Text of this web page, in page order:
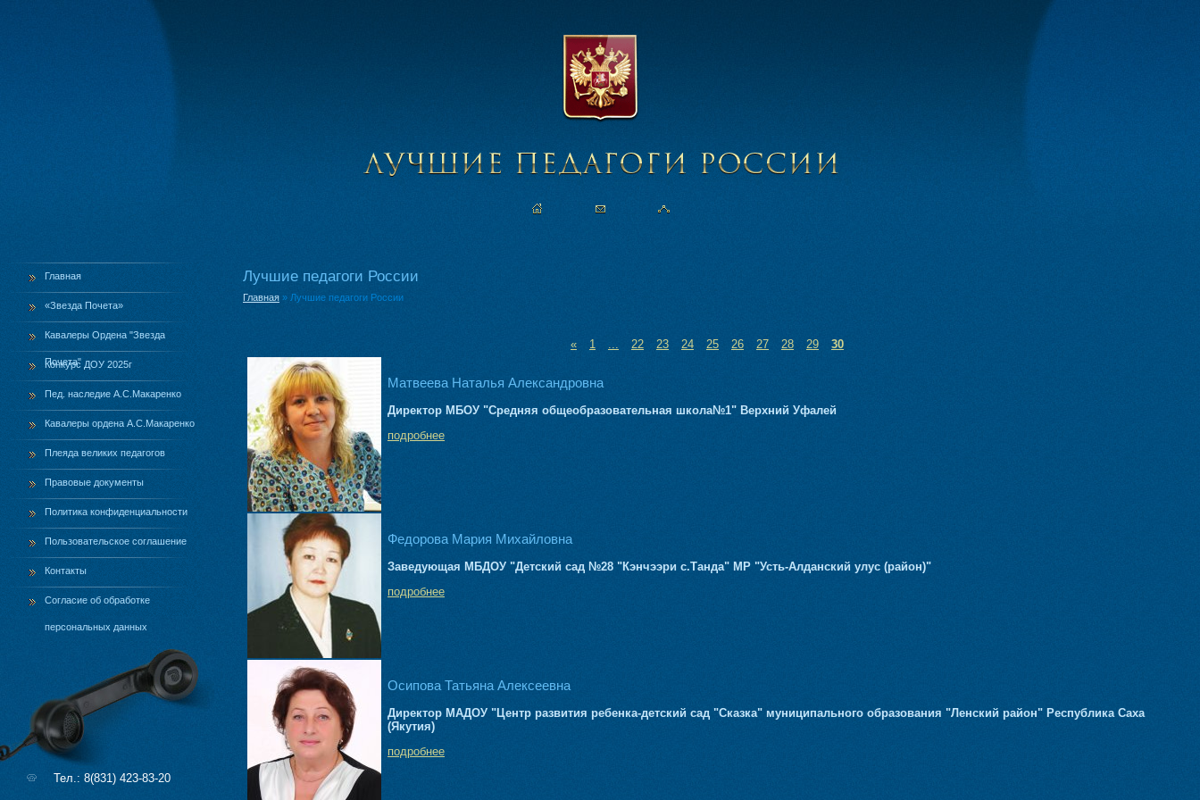
Лучшие педагоги России
Главная » Лучшие педагоги России
« 1 ... 22 23 24 25 26 27 28 29 30
Матвеева Наталья Александровна
Директор МБОУ "Средняя общеобразовательная школа№1" Верхний Уфалей
подробнее
Федорова Мария Михайловна
Заведующая МБДОУ "Детский сад №28 "Кэнчээри с.Танда" МР "Усть-Алданский улус (район)"
подробнее
Осипова Татьяна Алексеевна
Директор МАДОУ "Центр развития ребенка-детский сад "Сказка" муниципального образования "Ленский район" Республика Саха
(Якутия)
подробнее
Главная
«Звезда Почета»
Кавалеры Ордена "Звезда
Почета"
Конкурс ДОУ 2025г
Пед. наследие А.С.Макаренко
Кавалеры ордена А.С.Макаренко
Плеяда великих педагогов
Правовые документы
Политика конфиденциальности
Пользовательское соглашение
Контакты
Согласие об обработке
персональных данных
Тел.: 8(831) 423-83-20